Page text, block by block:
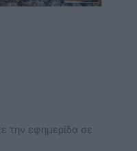
την εφημερίδα σε